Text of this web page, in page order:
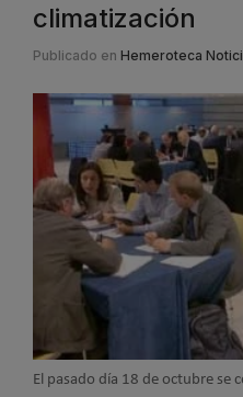
climatización
Publicado en Hemeroteca
El pasado día 18 de octubre se